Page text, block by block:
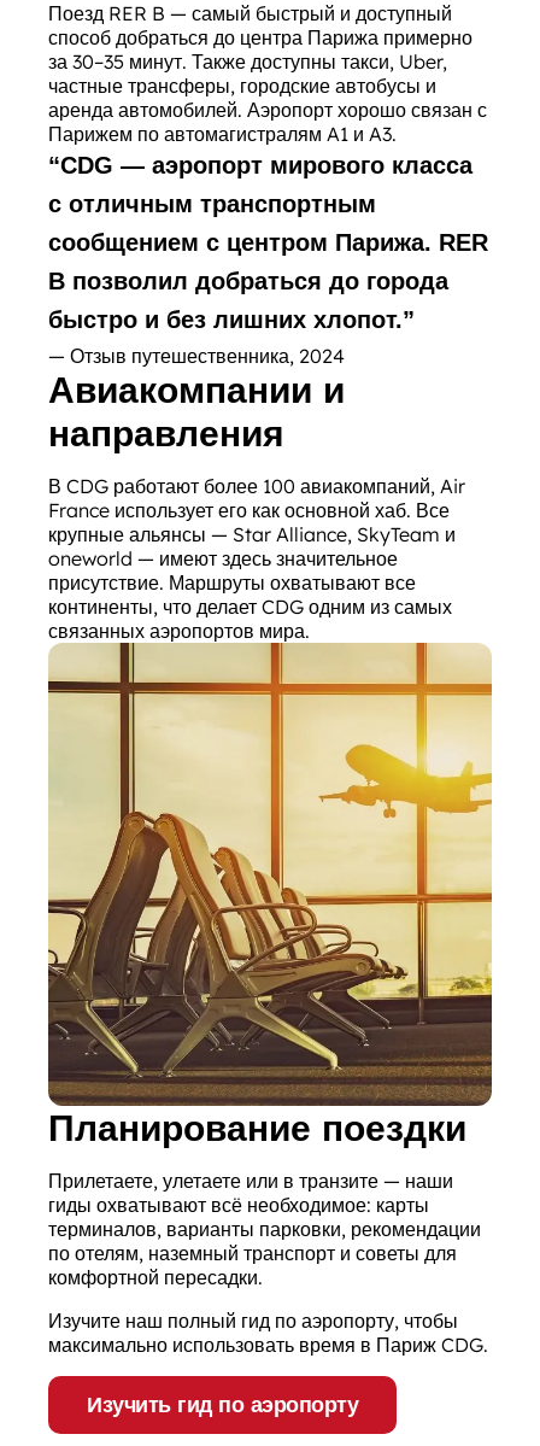
Поезд RER B — самый быстрый и доступный
способ добраться до центра Парижа примерно
за 30–35 минут. Также доступны такси, Uber,
частные трансферы, городские автобусы и
аренда автомобилей. Аэропорт хорошо связан с
Парижем по автомагистралям A1 и A3.
“CDG — аэропорт мирового класса
с отличным транспортным
сообщением с центром Парижа. RER
B позволил добраться до города
быстро и без лишних хлопот.”
— Отзыв путешественника, 2024
Авиакомпании и
направления
В CDG работают более 100 авиакомпаний, Air
France использует его как основной хаб. Все
крупные альянсы — Star Alliance, SkyTeam и
oneworld — имеют здесь значительное
присутствие. Маршруты охватывают все
континенты, что делает CDG одним из самых
связанных аэропортов мира.
Планирование поездки
Прилетаете, улетаете или в транзите — наши
гиды охватывают всё необходимое: карты
терминалов, варианты парковки, рекомендации
по отелям, наземный транспорт и советы для
комфортной пересадки.
Изучите наш полный гид по аэропорту, чтобы
максимально использовать время в Париж CDG.
Изучить гид по аэропорту